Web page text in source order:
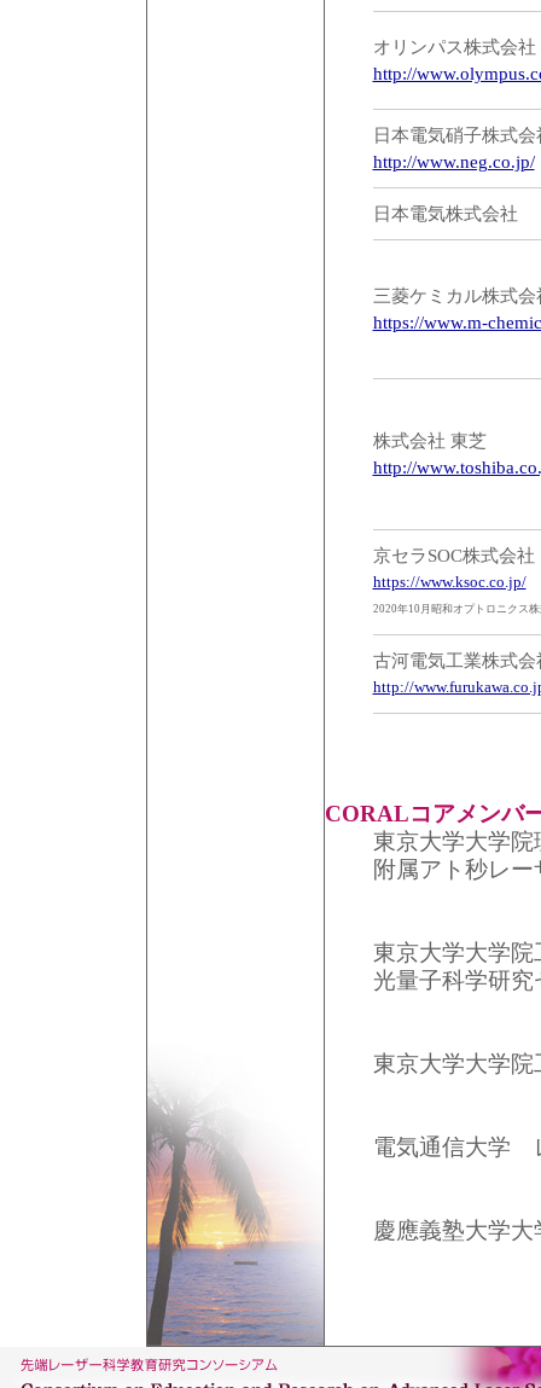
オリンパス株式会社
http://
日本電気硝子株式会
http://www.neg.co.jp/
日本電気株式会社
三菱ケミカル株式会
https://www.m-
株式会社 東芝
http://
京セラSOC株式会社
https://www.ksoc.co.jp/
2020年10月昭和オプトロニクス
古河電気工業株式会
http://
CORALコアメンバ
東京大学大学院
附属アト秒レ
東京大学大学院
光量子科学研究
東京大学大学院
電気通信大学
慶應義塾大学大